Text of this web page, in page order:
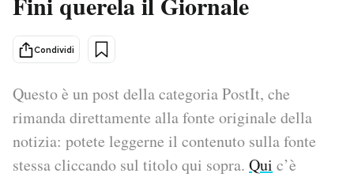
Italia
Politica
Internet
Scienza
Cultura
Economia
Moda
Ok Boomer!
Media
Europa
Altrecose
Condividi
Questo è un post della categoria PostIt, che
rimanda direttamente alla fonte originale della
notizia: potete leggerne il contenuto sulla fonte
stessa cliccando sul titolo qui sopra. Qui c’è